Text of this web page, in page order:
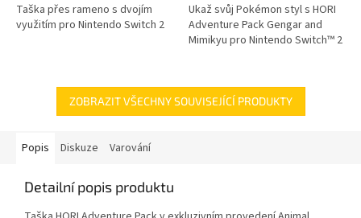
Taška přes rameno s dvojím
využitím pro Nintendo Switch 2
Ukaž svůj Pokémon styl s HORI
Adventure Pack Gengar and
Mimikyu pro Nintendo Switch™ 2
ZOBRAZIT VŠECHNY SOUVISEJÍCÍ PRODUKTY
Popis Diskuze Varování
Detailní popis produktu